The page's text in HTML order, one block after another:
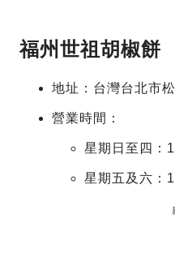
福州世祖胡椒餅
地址：台灣台北市
營業時間：
星期日至四：
星期五及六：